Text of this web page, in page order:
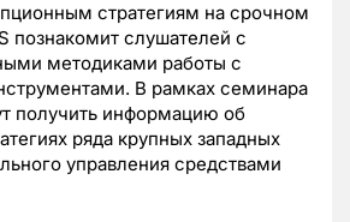
стратегиям на срочном
познакомит слушателей с
методиками работы с
В рамках семинара
получить информацию об
ряда крупных западных
управления средствами